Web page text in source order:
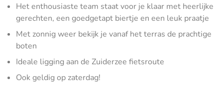
Het enthousiaste team staat voor je klaar met heerlijke
gerechten, een goedgetapt biertje en een leuk praatje
Met zonnig weer bekijk je vanaf het terras de prachtige
boten
Ideale ligging aan de Zuiderzee fietsroute
Ook geldig op zaterdag!